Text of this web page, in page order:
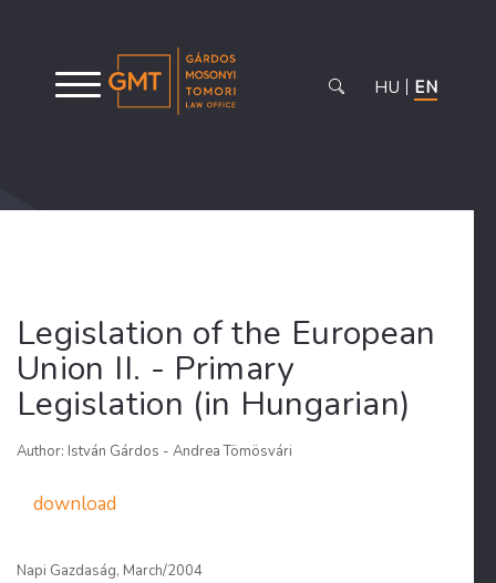
HU EN
Legislation of the European
Union II. - Primary
Legislation (in Hungarian)
Author: István Gárdos - Andrea Tömösvári
download
Napi Gazdaság, March/2004